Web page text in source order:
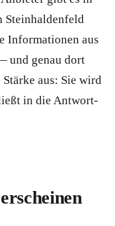
Steinhaldenfeld
Informationen aus
und genau dort
aus: Sie wird
in die Antwort-